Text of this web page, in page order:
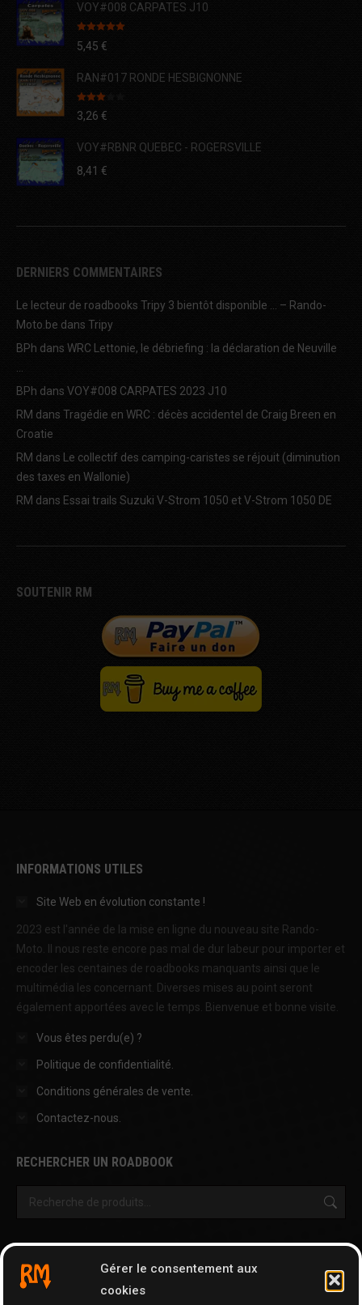
Gérer le consentement aux
cookies
VOY#008 CARPATES J10
Note5.00
sur 5
5,45 €
RAN#017 RONDE HESBIGNONNE
Note
3.00
3,26 €
VOY#RBNR QUEBEC - ROGERSVILLE
8,41 €
DERNIERS COMMENTAIRES
Le lecteur de roadbooks Tripy 3 bientôt disponible … – Rando-
Moto.be dans Tripy
BPh dans WRC Lettonie, le débriefing : la déclaration de Neuville
…
BPh dans VOY#008 CARPATES 2023 J10
RM dans Tragédie en WRC : décès accidentel de Craig Breen en
Croatie
RM dans Le collectif des camping-caristes se réjouit (diminution
des taxes en Wallonie)
RM dans Essai trails Suzuki V-Strom 1050 et V-Strom 1050 DE
SOUTENIR RM
INFORMATIONS UTILES
Site Web en évolution constante !
2023 est l'année de la mise en ligne du nouveau site Rando-
Moto. Il nous reste encore pas mal de dur labeur pour importer et
encoder les centaines de roadbooks manquants ainsi que le
multimédia les concernant. Diverses mises au point seront
également apportées avec le temps. Bienvenue et bonne visite.
Vous êtes perdu(e) ?
Politique de confidentialité.
Conditions générales de vente.
Contactez-nous.
RECHERCHER UN ROADBOOK
Cartographie